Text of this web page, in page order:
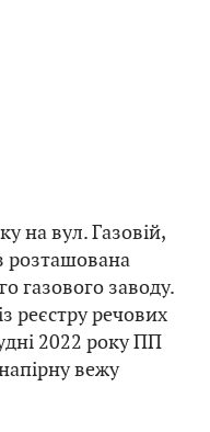
на вул. Газовій,
розташована
газового заводу.
реєстру речових
2022 року ПП
вежу